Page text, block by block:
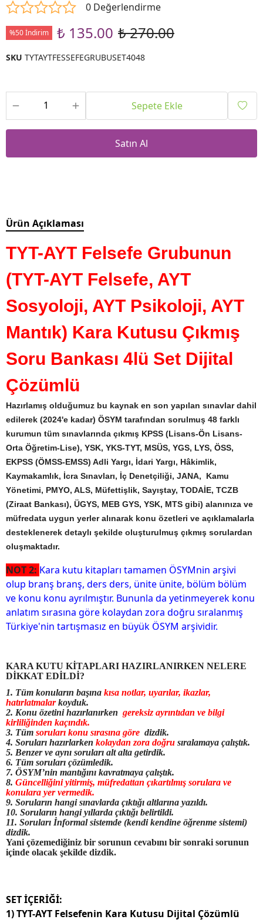
0 Değerlendirme
%50 İndirim ₺ 135.00 ₺ 270.00
SKU TYTAYTFESSEFEGRUBUSET4048
Sepete Ekle
Satın Al
Ürün Açıklaması
TYT-AYT Felsefe Grubunun
(TYT-AYT Felsefe, AYT
Sosyoloji, AYT Psikoloji, AYT
Mantık) Kara Kutusu Çıkmış
Soru Bankası 4lü Set Dijital
Çözümlü
Hazırlamış olduğumuz bu kaynak en son yapılan sınavlar dahil
edilerek (2024'e kadar) ÖSYM tarafından sorulmuş 48 farklı
kurumun tüm sınavlarında çıkmış KPSS (Lisans-Ön Lisans-
Orta Öğretim-Lise), YSK, YKS-TYT, MSÜS, YGS, LYS, ÖSS,
EKPSS (ÖMSS-EMSS) Adli Yargı, İdari Yargı, Hâkimlik,
Kaymakamlık, İcra Sınavları, İç Denetçiliği, JANA, Kamu
Yönetimi, PMYO, ALS, Müfettişlik, Sayıştay, TODAİE, TCZB
(Ziraat Bankası), ÜGYS, MEB GYS, YSK, MTS gibi) alanınıza ve
müfredata uygun yerler alınarak konu özetleri ve açıklamalarla
desteklenerek detaylı şekilde oluşturulmuş çıkmış sorulardan
oluşmaktadır.
NOT 2: Kara kutu kitapları tamamen ÖSYMnin arşivi
olup branş branş, ders ders, ünite ünite, bölüm bölüm
ve konu konu ayrılmıştır. Bununla da yetinmeyerek konu
anlatım sırasına göre kolaydan zora doğru sıralanmış
Türkiye'nin tartışmasız en büyük ÖSYM arşividir.
KARA KUTU KİTAPLARI HAZIRLANIRKEN NELERE
DİKKAT EDİLDİ?
1. Tüm konuların başına kısa notlar, uyarılar, ikazlar,
hatırlatmalar koyduk.
2. Konu özetini hazırlanırken gereksiz ayrıntıdan ve bilgi
kirliliğinden kaçındık.
3. Tüm soruları konu sırasına göre dizdik.
4. Soruları hazırlarken kolaydan zora doğru sıralamaya çalıştık.
5. Benzer ve aynı soruları alt alta getirdik.
6. Tüm soruları çözümledik.
7. ÖSYM’nin mantığını kavratmaya çalıştık.
8. Güncelliğini yitirmiş, müfredattan çıkartılmış sorulara ve
konulara yer vermedik.
9. Soruların hangi sınavlarda çıktığı altlarına yazıldı.
10. Soruların hangi yıllarda çıktığı belirtildi.
11. Soruları İnformal sistemde (kendi kendine öğrenme sistemi)
dizdik.
Yani çözemediğiniz bir sorunun cevabını bir sonraki sorunun
içinde olacak şekilde dizdik.
SET İÇERİĞİ:
1) TYT-AYT Felsefenin Kara Kutusu Dijital Çözümlü